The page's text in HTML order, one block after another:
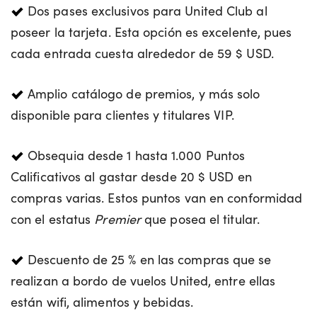
Dos pases exclusivos para United Club al
poseer la tarjeta. Esta opción es excelente, pues
cada entrada cuesta alrededor de 59 $ USD.
Amplio catálogo de premios, y más solo
disponible para clientes y titulares VIP.
Obsequia desde 1 hasta 1.000 Puntos
Calificativos al gastar desde 20 $ USD en
compras varias. Estos puntos van en conformidad
con el estatus Premierque posea el titular.
Descuento de 25 % en las compras que se
realizan a bordo de vuelos United, entre ellas
están wifi, alimentos y bebidas.